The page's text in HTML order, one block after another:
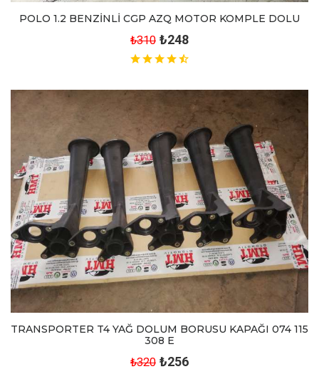
POLO 1.2 BENZİNLİ CGP AZQ MOTOR KOMPLE DOLU
₺310 ₺248
TRANSPORTER T4 YAĞ DOLUM BORUSU KAPAĞI 074 115
308 E
₺320 ₺256